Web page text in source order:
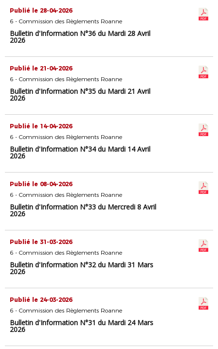
Publié le 28-04-2026
6 - Commission des Règlements Roanne
Bulletin d'Information N°36 du Mardi 28 Avril
2026
Publié le 21-04-2026
6 - Commission des Règlements Roanne
Bulletin d'Information N°35 du Mardi 21 Avril
2026
Publié le 14-04-2026
6 - Commission des Règlements Roanne
Bulletin d'Information N°34 du Mardi 14 Avril
2026
Publié le 08-04-2026
6 - Commission des Règlements Roanne
Bulletin d'Information N°33 du Mercredi 8 Avril
2026
Publié le 31-03-2026
6 - Commission des Règlements Roanne
Bulletin d'Information N°32 du Mardi 31 Mars
2026
Publié le 24-03-2026
6 - Commission des Règlements Roanne
Bulletin d'Information N°31 du Mardi 24 Mars
2026